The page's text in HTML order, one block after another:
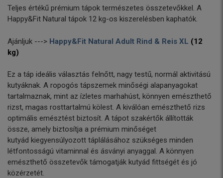
Teljes értékű prémium tápok természetes összetevőkkel. A
Happy&Fit Natural tápok 12 kg-os kiszerelésben kaphatók.
Ajánljuk ---> Happy&Fit Natural Adult Rind & Reis XL (12
kg)
Ez a táp ideális választás felnőtt, nagy testű, normál aktivitású
kutyáknak. A ropogós tápszemek minőségi alapanyagokat
tartalmaznak, mint az ízletes marhahúst, könnyen emészthető
rizst, magas rosttartalmú kölest. A kiválóan emészthető rizs
optimális emésztést biztosít. A tápot szakértők állították
össze, amely biztosítja a prémium minőséget
kutyád kiegyensúlyozott táplálásához szükséges minden
létfontosságú vitaminnal és ásványi anyaggal. A könnyen
emészthető összetevők támogatják kutyád fittségét és jó
közérzetét.